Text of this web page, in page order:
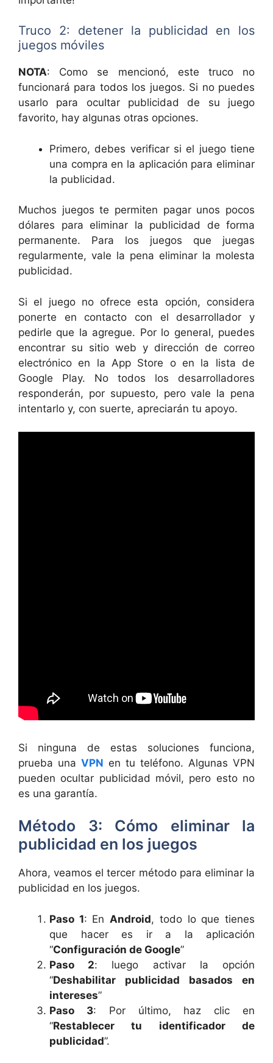
Truco 2: detener la publicidad en los
juegos móviles
NOTA: Como se mencionó, este truco no
funcionará para todos los juegos. Si no puedes
usarlo para ocultar publicidad de su juego
favorito, hay algunas otras opciones.
Primero, debes verificar si el juego tiene
una compra en la aplicación para eliminar
la publicidad.
Muchos juegos te permiten pagar unos pocos
dólares para eliminar la publicidad de forma
permanente. Para los juegos que juegas
regularmente, vale la pena eliminar la molesta
publicidad.
Si el juego no ofrece esta opción, considera
ponerte en contacto con el desarrollador y
pedirle que la agregue. Por lo general, puedes
encontrar su sitio web y dirección de correo
electrónico en la App Store o en la lista de
Google Play. No todos los desarrolladores
responderán, por supuesto, pero vale la pena
intentarlo y, con suerte, apreciarán tu apoyo.
Si ninguna de estas soluciones funciona,
prueba una VPN en tu teléfono. Algunas VPN
pueden ocultar publicidad móvil, pero esto no
es una garantía.
Método 3: Cómo eliminar la
publicidad en los juegos
Ahora, veamos el tercer método para eliminar la
publicidad en los juegos.
Paso 1: En Android, todo lo que tienes
que hacer es ir a la aplicación
“Configuración de Google”
Paso 2: luego activar la opción
“Deshabilitar publicidad basados ​​en
intereses”
Paso 3: Por último, haz clic en
“Restablecer tu identificador de
publicidad”.